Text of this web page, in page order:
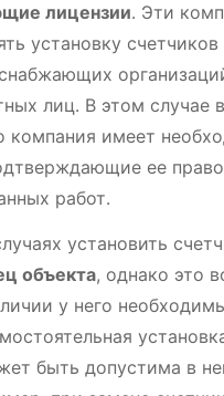
лицензии․ Эти
установку счетчиков
лиц․ В этом случае
компания имеет
ее
работ․
установить
объекта, однако это
у него
быть допустима в